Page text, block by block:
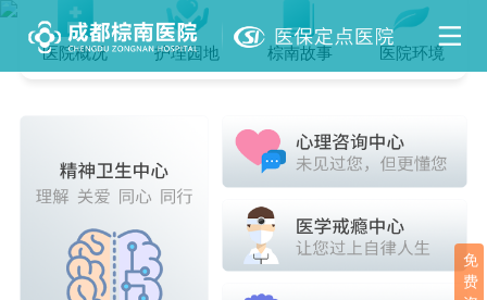
医院概况 护理园地 棕南故事 医院环境
免
费